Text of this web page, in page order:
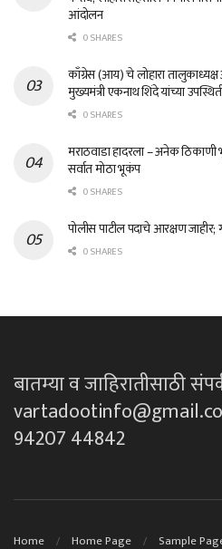
आंदोलन
0 SHARES
काँग्रेस (आय) चे लोहारा
मुख्यमंत्री एकनाथ शिंदे यांच्या
0 SHARES
मराठवाडा हादरला – अनेक
सर्वात मोठा भूकंप
0 SHARES
पोलीस पाटील पदाचे आरक्षण जाहीर;
0 SHARES
बातम्या व जाहिरातीसाठी
94207 44842
Home Home Page Sample